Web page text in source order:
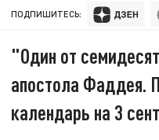
ПОДПИШИТЕСЬ:
"Один от
апостола Фаддея.
календарь на 3